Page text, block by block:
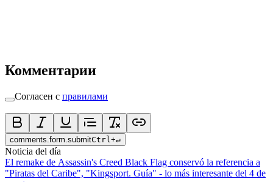
Комментарии
Согласен с правилами
comments.form.submitCtrl +↵
Noticia del día
El remake de Assassin's Creed Black Flag conservó la referencia a
"Piratas del Caribe", "Kingsport. Guía" - lo más interesante del 4 de